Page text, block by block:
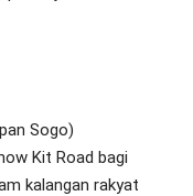
Sogo)
Kit Road bagi
kalangan rakyat